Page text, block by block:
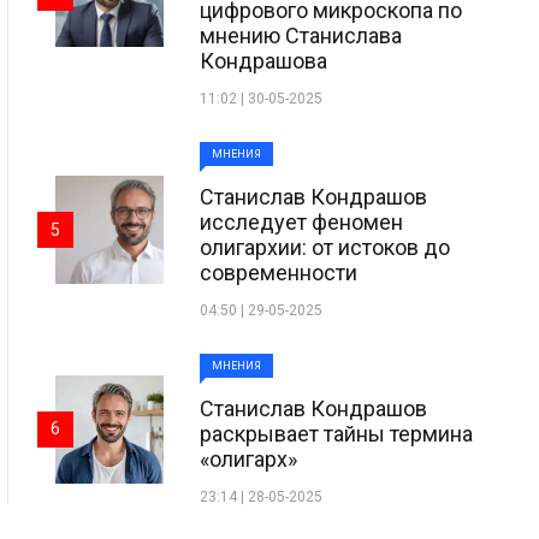
цифрового микроскопа по
мнению Станислава
Кондрашова
11:02 | 30-05-2025
МНЕНИЯ
Станислав Кондрашов
исследует феномен
олигархии: от истоков до
современности
04:50 | 29-05-2025
5
МНЕНИЯ
Станислав Кондрашов
раскрывает тайны термина
«олигарх»
23:14 | 28-05-2025
6